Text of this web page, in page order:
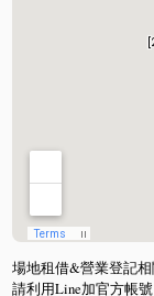
場地租借&營業登記
請利用Line加官方帳號